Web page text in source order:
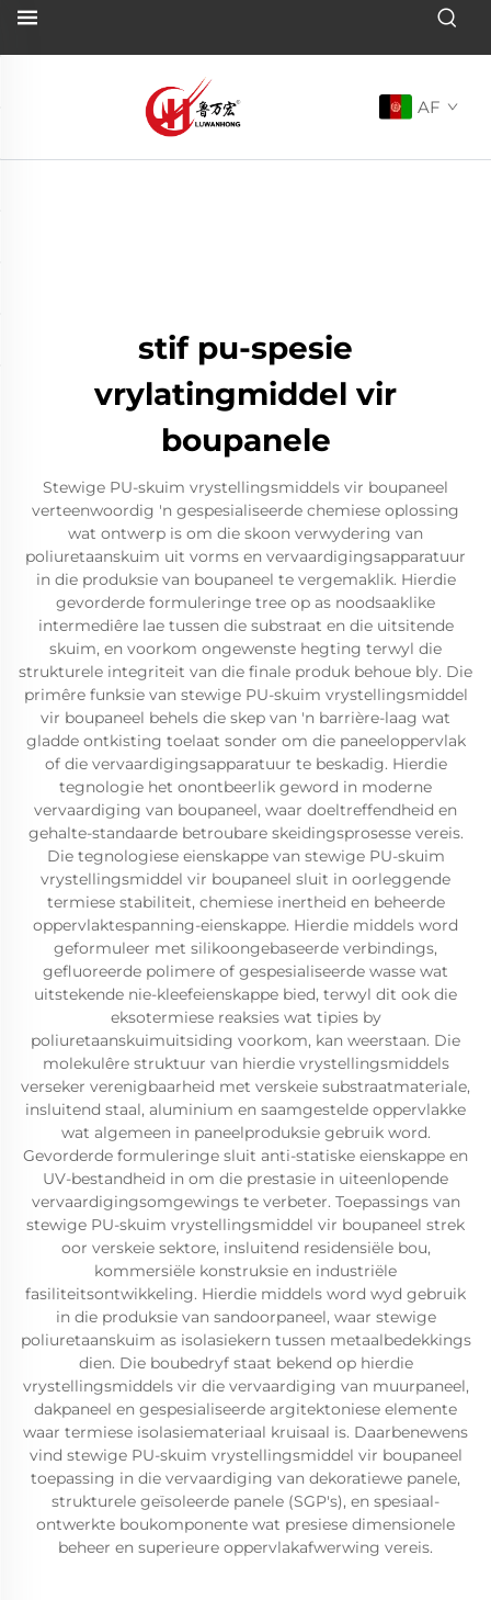
AF
stif pu-spesie
vrylatingmiddel vir
boupanele
Stewige PU-skuim vrystellingsmiddels vir boupaneel
verteenwoordig 'n gespesialiseerde chemiese oplossing
wat ontwerp is om die skoon verwydering van
poliuretaanskuim uit vorms en vervaardigingsapparatuur
in die produksie van boupaneel te vergemaklik. Hierdie
gevorderde formuleringe tree op as noodsaaklike
intermediêre lae tussen die substraat en die uitsitende
skuim, en voorkom ongewenste hegting terwyl die
strukturele integriteit van die finale produk behoue bly. Die
primêre funksie van stewige PU-skuim vrystellingsmiddel
vir boupaneel behels die skep van 'n barrière-laag wat
gladde ontkisting toelaat sonder om die paneeloppervlak
of die vervaardigingsapparatuur te beskadig. Hierdie
tegnologie het onontbeerlik geword in moderne
vervaardiging van boupaneel, waar doeltreffendheid en
gehalte-standaarde betroubare skeidingsprosesse vereis.
Die tegnologiese eienskappe van stewige PU-skuim
vrystellingsmiddel vir boupaneel sluit in oorleggende
termiese stabiliteit, chemiese inertheid en beheerde
oppervlaktespanning-eienskappe. Hierdie middels word
geformuleer met silikoongebaseerde verbindings,
gefluoreerde polimere of gespesialiseerde wasse wat
uitstekende nie-kleefeienskappe bied, terwyl dit ook die
eksotermiese reaksies wat tipies by
poliuretaanskuimuitsiding voorkom, kan weerstaan. Die
molekulêre struktuur van hierdie vrystellingsmiddels
verseker verenigbaarheid met verskeie substraatmateriale,
insluitend staal, aluminium en saamgestelde oppervlakke
wat algemeen in paneelproduksie gebruik word.
Gevorderde formuleringe sluit anti-statiske eienskappe en
UV-bestandheid in om die prestasie in uiteenlopende
vervaardigingsomgewings te verbeter. Toepassings van
stewige PU-skuim vrystellingsmiddel vir boupaneel strek
oor verskeie sektore, insluitend residensiële bou,
kommersiële konstruksie en industriële
fasiliteitsontwikkeling. Hierdie middels word wyd gebruik
in die produksie van sandoorpaneel, waar stewige
poliuretaanskuim as isolasiekern tussen metaalbedekkings
dien. Die boubedryf staat bekend op hierdie
vrystellingsmiddels vir die vervaardiging van muurpaneel,
dakpaneel en gespesialiseerde argitektoniese elemente
waar termiese isolasiemateriaal kruisaal is. Daarbenewens
vind stewige PU-skuim vrystellingsmiddel vir boupaneel
toepassing in die vervaardiging van dekoratiewe panele,
strukturele geïsoleerde panele (SGP's), en spesiaal-
ontwerkte boukomponente wat presiese dimensionele
beheer en superieure oppervlakafwerwing vereis.